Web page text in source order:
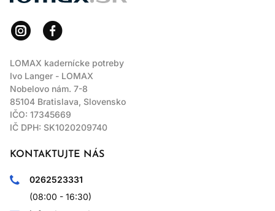
LOMAX kadernícke potreby
Ivo Langer - LOMAX
Nobelovo nám. 7-8
85104 Bratislava, Slovensko
IČO: 17345669
IČ DPH: SK1020209740
KONTAKTUJTE NÁS
0262523331
(08:00 - 16:30)